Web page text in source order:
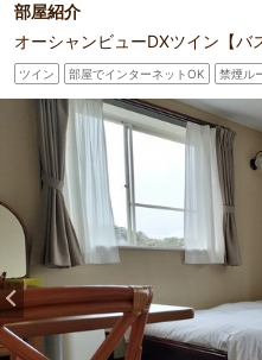
部屋紹介
オーシャンビューDXツイン【
ツイン 部屋でインターネットOK 禁煙ル